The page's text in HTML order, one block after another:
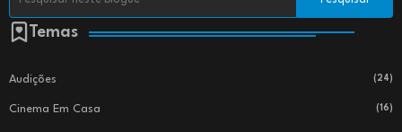
Temas
Audições (24)
Cinema Em Casa (16)